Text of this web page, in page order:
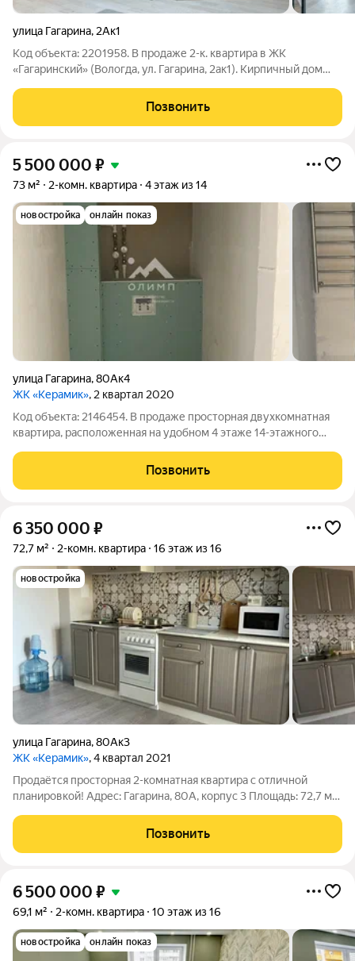
улица Гагарина, 2Ак1
Код объекта: 2201958. В продаже 2-к. квартира в ЖК
«Гагаринский» (Вологда, ул. Гагарина, 2ак1). Кирпичный дом
этаж с гардеробной и рабочей зоной. Дизайнерский ремонт,
вся мебель и техника
Позвонить
5 500 000 ₽
73 м² 2-комн. квартира 4 этаж из 14
новостройка онлайн показ
улица Гагарина,80Ак4
ЖК «Керамик», 2 квартал 2020
Код объекта: 2146454. В продаже просторная двухкомнатная
квартира, расположенная на удобном 4 этаже 14-этажного
подготовка к ремонту сделана: полностью сделана разводка
электрики по квартире, в
Позвонить
6 350 000 ₽
72,7 м² 2-комн. квартира 16 этаж из 16
новостройка
улица Гагарина,80Ак3
ЖК «Керамик», 4 квартал 2021
Продаётся просторная 2-комнатная квартира с отличной
планировкой! Адрес: Гагарина, 80А, корпус 3 Площадь: 72,7 м
планировкой и просторной кухней-гостиной. Выполнен
косметический ремонт можно
Позвонить
6 500 000 ₽
69,1 м² 2-комн. квартира 10 этаж из 16
новостройка онлайн показ